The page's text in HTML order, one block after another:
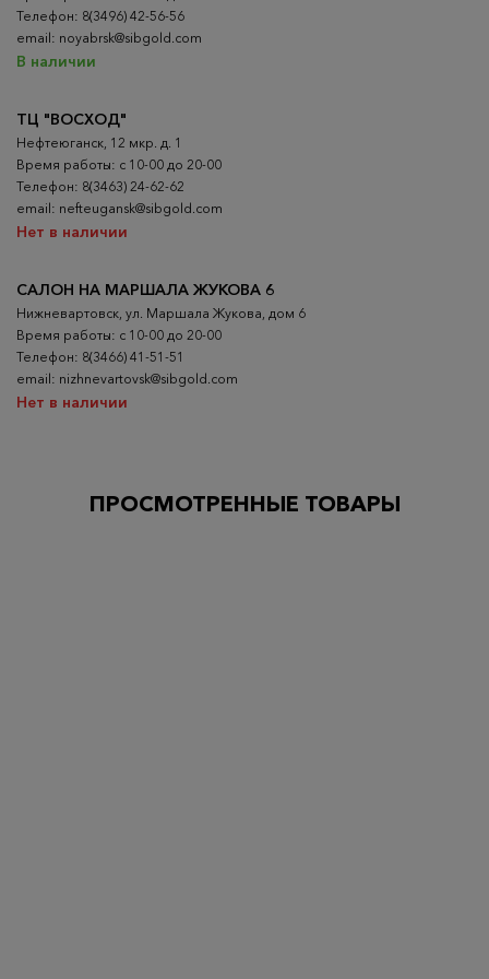
Телефон: 8(3496) 42-56-56
email: noyabrsk@sibgold.com
В наличии
ТЦ "ВОСХОД"
Нефтеюганск, 12 мкр. д. 1
Время работы: с 10-00 до 20-00
Телефон: 8(3463) 24-62-62
email: nefteugansk@sibgold.com
Нет в наличии
САЛОН НА МАРШАЛА ЖУКОВА 6
Нижневартовск, ул. Маршала Жукова, дом 6
Время работы: с 10-00 до 20-00
Телефон: 8(3466) 41-51-51
email: nizhnevartovsk@sibgold.com
Нет в наличии
ПРОСМОТРЕННЫЕ ТОВАРЫ